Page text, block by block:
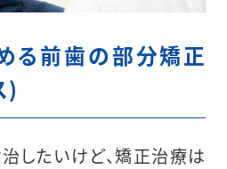
る前歯の部分矯正
)
したいけど、矯正治療は